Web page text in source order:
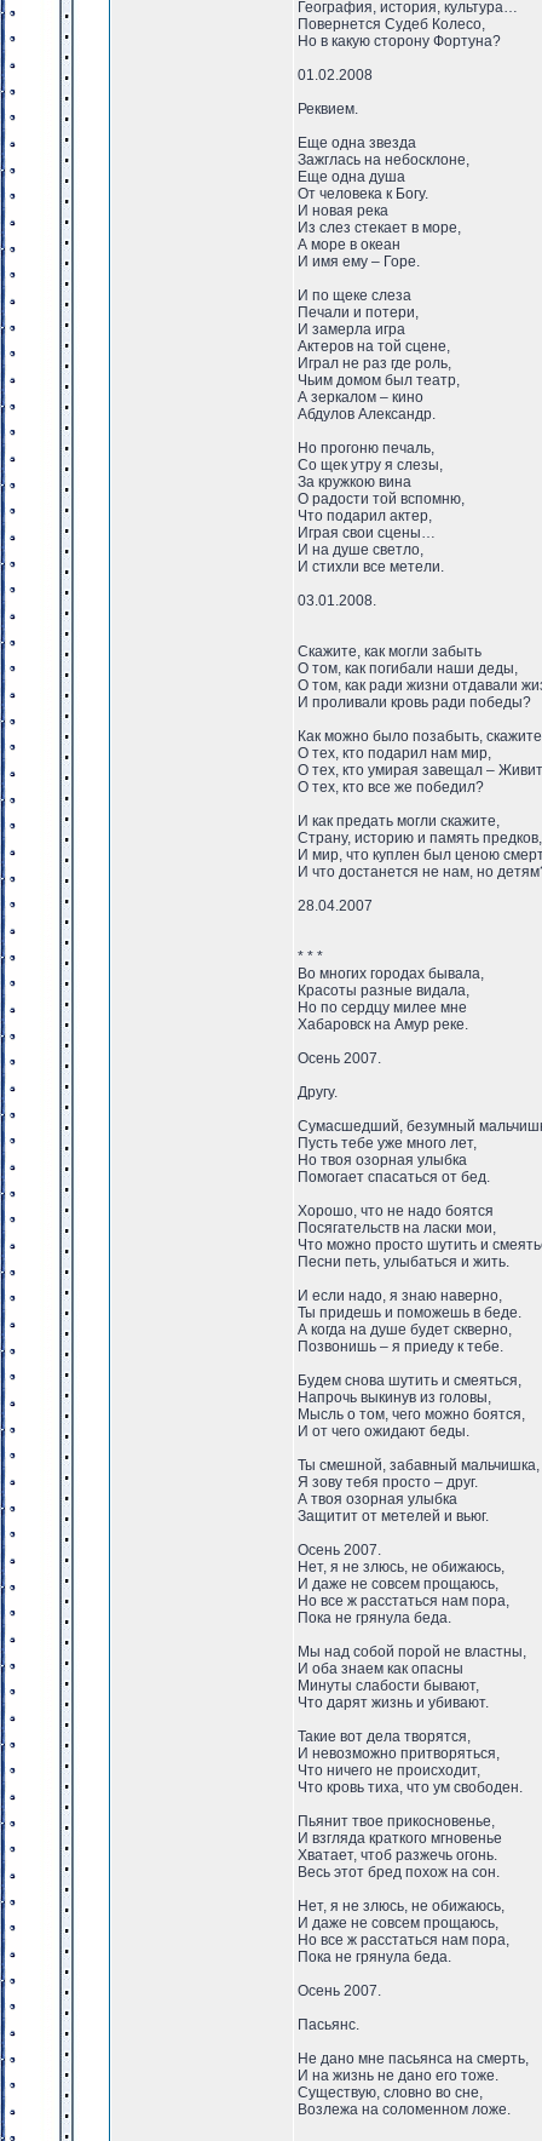
География, история, культура…
Повернется Судеб Колесо,
Но в какую сторону Фортуна?
01.02.2008
Реквием.
Еще одна звезда
Зажглась на небосклоне,
Еще одна душа
От человека к Богу.
И новая река
Из слез стекает в море,
А море в океан
И имя ему – Горе.
И по щеке слеза
Печали и потери,
И замерла игра
Актеров на той сцене,
Играл не раз где роль,
Чьим домом был театр,
А зеркалом – кино
Абдулов Александр.
Но прогоню печаль,
Со щек утру я слезы,
За кружкою вина
О радости той вспомню,
Что подарил актер,
Играя свои сцены…
И на душе светло,
И стихли все метели.
03.01.2008.
Скажите, как могли забыть
О том, как погибали наши деды,
О том, как ради жизни отдавали
И проливали кровь ради победы?
Как можно было позабыть,
О тех, кто подарил нам мир,
О тех, кто умирая завещал –
О тех, кто все же победил?
И как предать могли скажите,
Страну, историю и память предков,
И мир, что куплен был ценою
И что достанется не нам, но
28.04.2007
* * *
Во многих городах бывала,
Красоты разные видала,
Но по сердцу милее мне
Хабаровск на Амур реке.
Осень 2007.
Другу.
Сумасшедший, безумный
Пусть тебе уже много лет,
Но твоя озорная улыбка
Помогает спасаться от бед.
Хорошо, что не надо боятся
Посягательств на ласки мои,
Что можно просто шутить и
Песни петь, улыбаться и жить.
И если надо, я знаю наверно,
Ты придешь и поможешь в беде.
А когда на душе будет скверно,
Позвонишь – я приеду к тебе.
Будем снова шутить и смеяться,
Напрочь выкинув из головы,
Мысль о том, чего можно боятся,
И от чего ожидают беды.
Ты смешной, забавный мальчишка,
Я зову тебя просто – друг.
А твоя озорная улыбка
Защитит от метелей и вьюг.
Осень 2007.
Нет, я не злюсь, не обижаюсь,
И даже не совсем прощаюсь,
Но все ж расстаться нам пора,
Пока не грянула беда.
Мы над собой порой не властны,
И оба знаем как опасны
Минуты слабости бывают,
Что дарят жизнь и убивают.
Такие вот дела творятся,
И невозможно притворяться,
Что ничего не происходит,
Что кровь тиха, что ум свободен.
Пьянит твое прикосновенье,
И взгляда краткого мгновенье
Хватает, чтоб разжечь огонь.
Весь этот бред похож на сон.
Нет, я не злюсь, не обижаюсь,
И даже не совсем прощаюсь,
Но все ж расстаться нам пора,
Пока не грянула беда.
Осень 2007.
Пасьянс.
Не дано мне пасьянса на смерть,
И на жизнь не дано его тоже.
Существую, словно во сне,
Возлежа на соломенном ложе.